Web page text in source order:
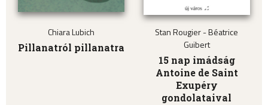
Chiara Lubich
Pillanatról pillanatra
Stan Rougier - Béatrice
Guibert
15 nap imádság
Antoine de Saint
Exupéry
gondolataival